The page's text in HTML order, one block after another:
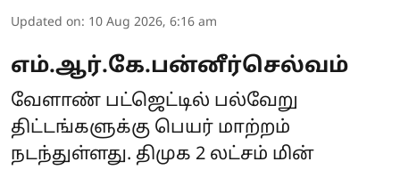
Updated on: 10 Aug 2026, 6:16 am
எம்.ஆர்.கே.பன்னீர்செல்வம்
வேளாண் பட்ஜெட்டில் பல்வேறு
திட்டங்களுக்கு பெயர் மாற்றம்
நடந்துள்ளது. திமுக 2 லட்சம் மின்